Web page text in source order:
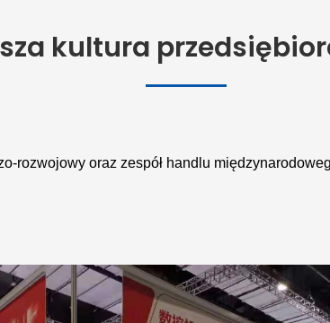
kultura
rozwojowy oraz zespół handlu